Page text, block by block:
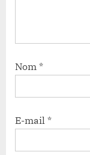
Nom *
E-mail *